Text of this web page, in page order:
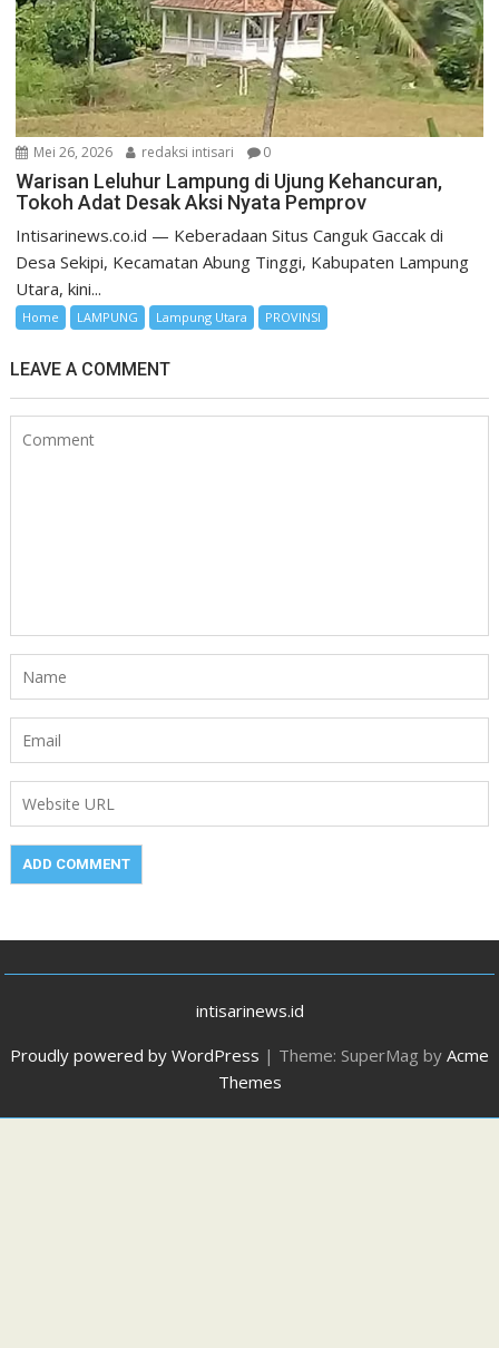
Mei 26, 2026 redaksi intisari 0
Warisan Leluhur Lampung di Ujung Kehancuran,
Tokoh Adat Desak Aksi Nyata Pemprov
Intisarinews.co.id — Keberadaan Situs Canguk Gaccak di
Desa Sekipi, Kecamatan Abung Tinggi, Kabupaten Lampung
Utara, kini...
Home LAMPUNG Lampung Utara PROVINSI
LEAVE A COMMENT
intisarinews.id
Proudly powered by WordPress | Theme: SuperMag by Acme
Themes